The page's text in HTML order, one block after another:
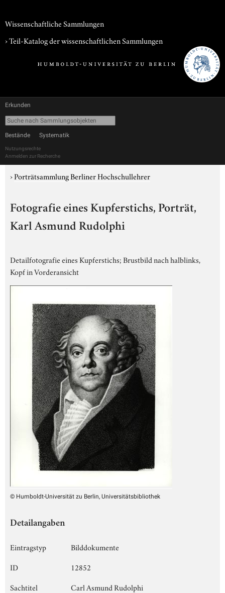
Wissenschaftliche Sammlungen
› Teil-Katalog der wissenschaftlichen Sammlungen
Erkunden
Bestände Systematik
Nutzungsrechte
Anmelden zur Recherche
›Porträtsammlung Berliner Hochschullehrer
Fotografie eines Kupferstichs, Porträt,
Karl Asmund Rudolphi
Detailfotografie eines Kupferstichs; Brustbild nach halblinks,
Kopf in Vorderansicht
© Humboldt-Universität zu Berlin, Universitätsbibliothek
Detailangaben
Eintragstyp
Bilddokumente
ID
12852
Sachtitel
Carl Asmund Rudolphi